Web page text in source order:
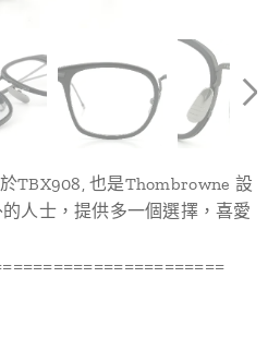
TBX908, 也是Thombrowne 設
人士，提供多一個選擇，喜愛